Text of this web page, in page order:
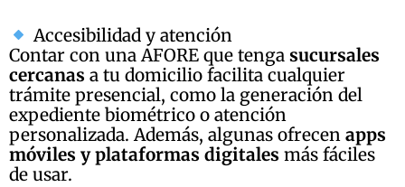
Accesibilidad y atención
Contar con una AFORE que tenga sucursales
cercanas a tu domicilio facilita cualquier
trámite presencial, como la generación del
expediente biométrico o atención
personalizada. Además, algunas ofrecen apps
móviles y plataformas digitales más fáciles
de usar.